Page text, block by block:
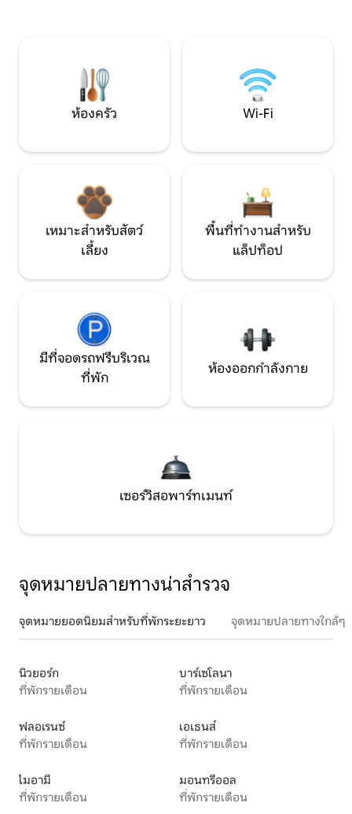
ห้องครัว Wi-Fi
เหมาะสำหรับสัตว์
เลี้ยง
พื้นที่ทำงานสำหรับ
แล็ปท็อป
มีที่จอดรถฟรีบริเวณ
ที่พัก
ห้องออกกำลังกาย
เซอร์วิสอพาร์ทเมนท์
จุดหมายปลายทางน่าสำรวจ
จุดหมายยอดนิยมสำหรับที่พักระยะยาว จุดหมายปลายทางใกล้ๆ
นิวยอร์ก
ที่พักรายเดือน
บาร์เซโลนา
ที่พักรายเดือน
ฟลอเรนซ์
ที่พักรายเดือน
เอเธนส์
ที่พักรายเดือน
ไมอามี
ที่พักรายเดือน
มอนทรีออล
ที่พักรายเดือน